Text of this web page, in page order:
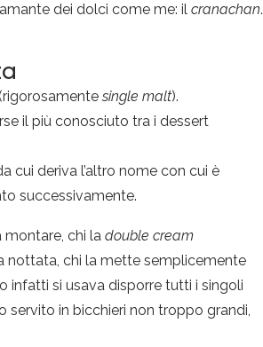
dei dolci come me: ilcranachan.
single malt).
il più conosciuto tra i dessert
cui deriva l’altro nome con cui è
successivamente.
montare, chi ladouble cream
nottata, chi la mette semplicemente
infatti si usava disporre tutti i singoli
servito in bicchieri non troppo grandi,